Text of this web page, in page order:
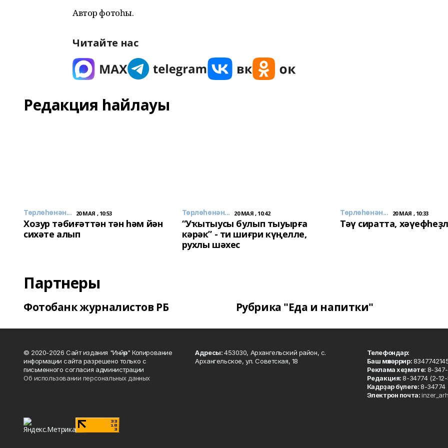
Автор фотоһы.
Читайте нас
Редакция һайлауы
Төрлөһөнән... 20 МАЯ , 10:53
Хозур тәбиғәттән тән һәм йән
сихәте алып
Төрлөһөнән... 20 МАЯ , 10:42
“Уҡытыусы булып тыуырға
кәрәк” - ти шиғри күңелле,
рухлы шәхес
Төрлөһөнән... 20 МАЯ , 10:33
Тәү сиратта,
Партнеры
Фотобанк журналистов РБ Рубрика "Еда и напитки"
© 2020-2026 Сайт издания "Инйәр" Копирование
информации сайта разрешено только с
письменного согласия администрации
Об использовании персональных данных
Адресы:453030, Архангельский район, с.
Архангельское, ул. Советская, 18
Телефондар:
Баш мөхәррир:
Реклама хеҙмәте: 8-
Редакция:8-34774 (2-
Кадрҙар бүлеге:8-34774
Электрон почта: